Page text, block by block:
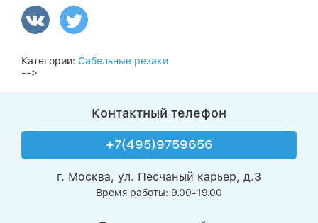
Категории: Сабельные резаки
-->
Контактный телефон
+7(495)9759656
г. Москва, ул. Песчаный карьер, д.3
Время работы: 9.00-19.00